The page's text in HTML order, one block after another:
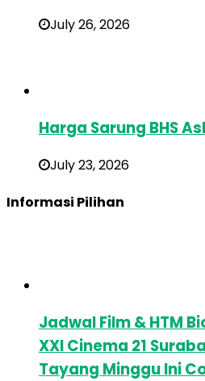
July 26, 2026
Harga Sarung BHS
July 23, 2026
Informasi Pilihan
Jadwal Film & HTM
XXI Cinema 21
Tayang Minggu Ini